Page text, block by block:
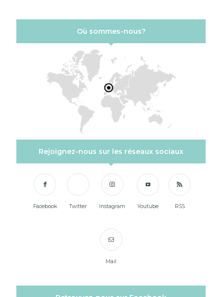
Où sommes-nous?
Rejoignez-nous sur les réseaux sociaux
Facebook Twitter Instagram Youtube RSS
Mail